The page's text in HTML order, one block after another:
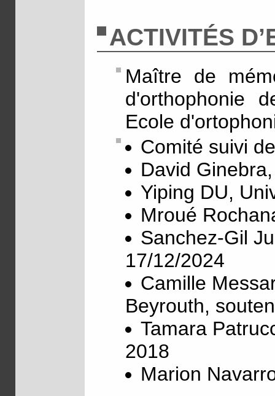
ACTIVITÉS
Maître de
d'orthophonie
Ecole
Comité suivi
David
Yiping DU,
Mroué
Sanchez-Gil
17/12/2024
Camille
Beyrouth,
Tamara
2018
Marion